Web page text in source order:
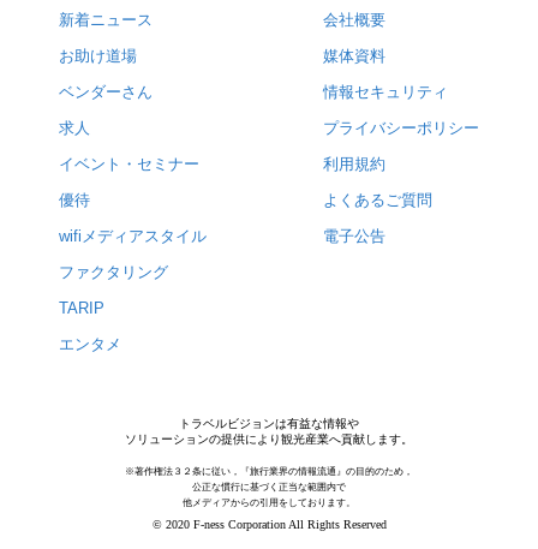
新着ニュース
お助け道場
ベンダーさん
求人
イベント・セミナー
優待
wifiメディアスタイル
ファクタリング
TARIP
エンタメ
会社概要
媒体資料
情報セキュリティ
プライバシーポリシー
利用規約
よくあるご質問
電子公告
トラベルビジョンは有益な情報や
ソリューションの提供により観光産業へ貢献します。
※著作権法３２条に従い，『旅行業界の情報流通』の目的のため，
公正な慣行に基づく正当な範囲内で
他メディアからの引用をしております。
© 2020 F-ness Corporation All Rights Reserved